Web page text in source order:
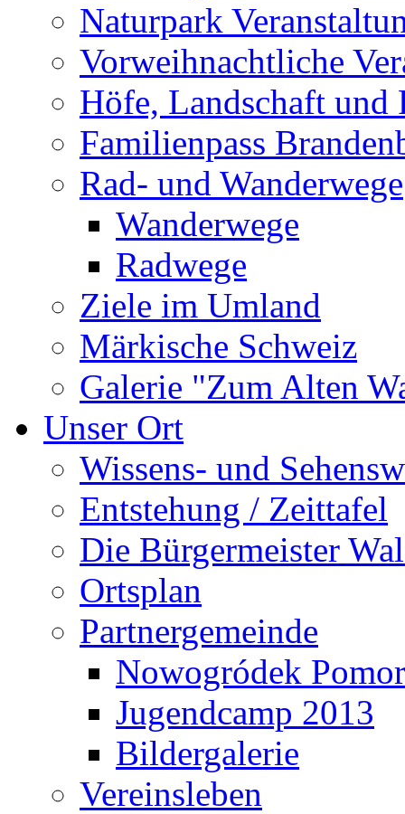
Naturpark
Vorweihnachtliche
Höfe, Landschaft und
Familienpass
Rad- und Wanderwege
Wanderwege
Radwege
Ziele im Umland
Märkische Schweiz
Galerie "Zum Alten
Unser Ort
Wissens- und
Entstehung / Zeittafel
Die Bürgermeister
Ortsplan
Partnergemeinde
Nowogródek
Jugendcamp 2013
Bildergalerie
Vereinsleben